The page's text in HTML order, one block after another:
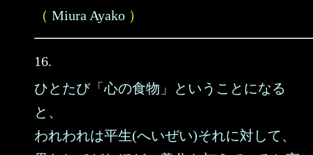
（ Miura Ayako ）
16.
ひとたび「心の食物」ということになる
と、
われわれは平生(へいぜい)それに対して、